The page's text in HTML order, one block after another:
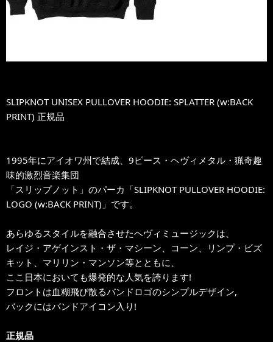
SLIPKNOT UNISEX PULLOVER HOODIE: SPLATTER (w:BACK
PRINT) 正規品
1995年にアイオワ州で結成、9ピース・ヘヴィメタル・猟奇趣
味的激烈音楽集団
「スリップノット」のパーカ「SLIPKNOT PULLOVER HOODIE:
LOGO (w:BACK PRINT)」です。
あらゆるスタイルを融合させたヘヴィミュージックは、
レイジ・アゲインスト・ザ・マシーン、コーン、リンプ・ビズ
キット、マリリン・マンソン等とともに、
ここ日本においても爆発的な人気を誇ります!
フロントは血糊飛び散るバンドロゴのシンプルデザイン,
バックにはバンドアイコン入り!
正規品